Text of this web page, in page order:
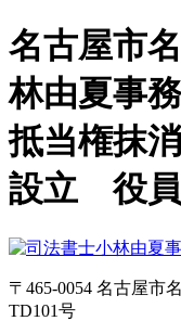
名古屋市
林由夏
抵当権抹
設立 役
〒465-0054 名古屋市
TD101号